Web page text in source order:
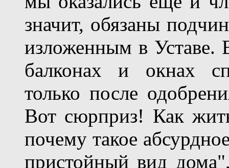
значит, обязаны
изложенным в Уставе.
балконах и окнах
только после
Вот сюрприз! Как
почему такое
пристойный вид